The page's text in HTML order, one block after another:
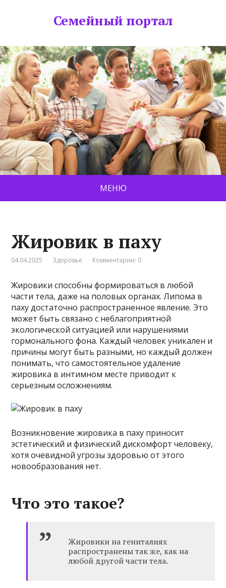
Семейный портал
МЕНЮ
Жировик в паху
04.04.2025 Здоровье Комментарии: 0
Жировики способны формироваться в любой
части тела, даже на половых органах. Липома в
паху достаточно распространенное явление. Это
может быть связано с неблагоприятной
экологической ситуацией или нарушениями
гормонального фона. Каждый человек уникален и
причины могут быть разными, но каждый должен
понимать, что самостоятельное удаление
жировика в интимном месте приводит к
серьезным осложнениям.
Возникновение жировика в паху приносит
эстетический и физический дискомфорт человеку,
хотя очевидной угрозы здоровью от этого
новообразования нет.
Что это такое?
Жировики на гениталиях
распространены так же, как на
любой другой части тела.